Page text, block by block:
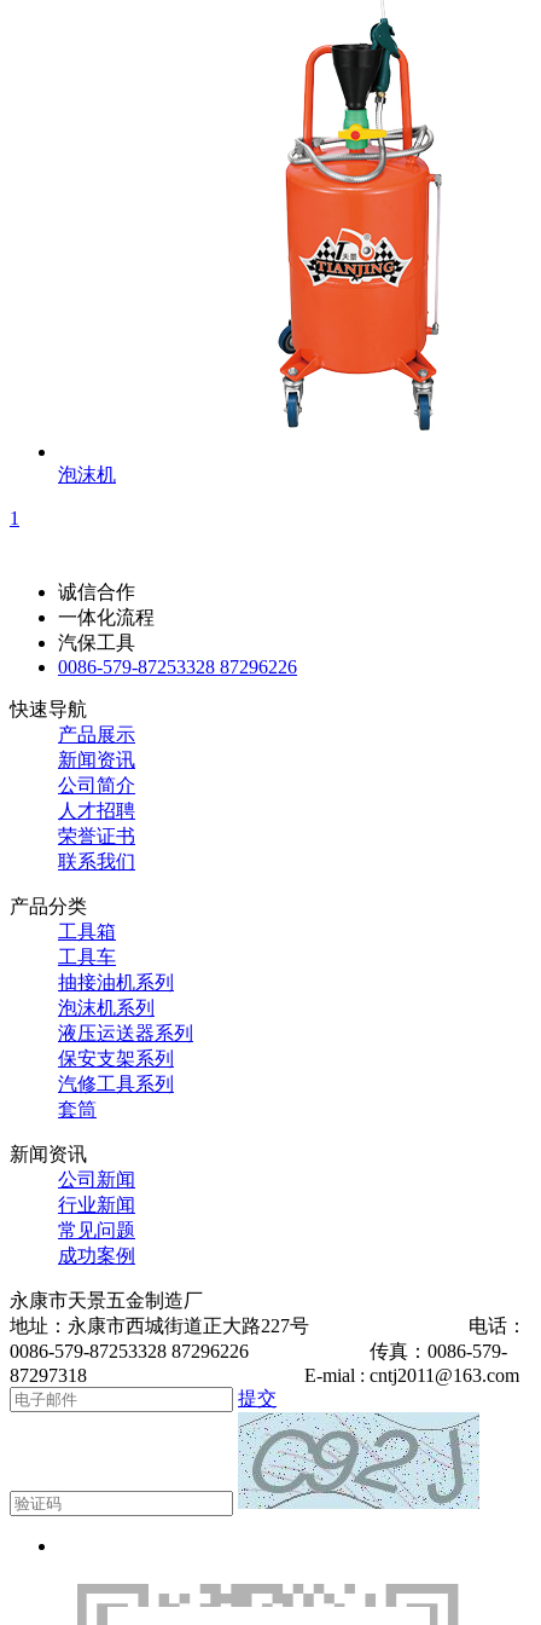
泡沫机
1
诚信合作
一体化流程
汽保工具
0086-579-87253328 87296226
快速导航
产品展示
新闻资讯
公司简介
人才招聘
荣誉证书
联系我们
产品分类
工具箱
工具车
抽接油机系列
泡沫机系列
液压运送器系列
保安支架系列
汽修工具系列
套筒
新闻资讯
公司新闻
行业新闻
常见问题
成功案例
永康市天景五金制造厂
地址：永康市西城街道正大路227号 电话：
0086-579-87253328 87296226 传真：0086-579-
87297318 E-mial : cntj2011@163.com
提交